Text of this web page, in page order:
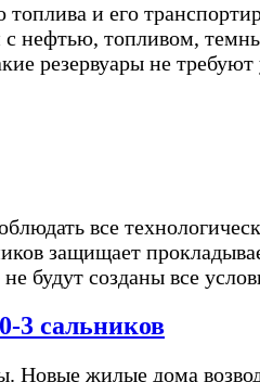
и его
нефтью, топливом,
резервуары не
все
защищает
будут созданы все
3 сальников
жилые дома